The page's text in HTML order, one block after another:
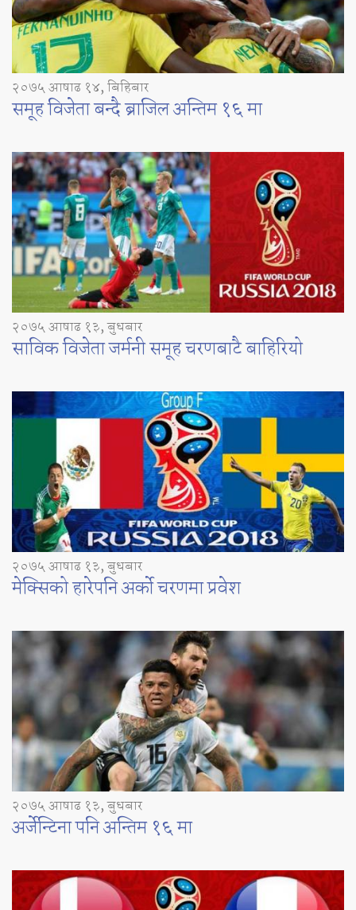
२०७५ आषाढ १४, बिहिबार
समूह विजेता बन्दै ब्राजिल अन्तिम १६ मा
२०७५ आषाढ १३, बुधबार
साविक विजेता जर्मनी समूह चरणबाटै बाहिरियो
२०७५ आषाढ १३, बुधबार
मेक्सिको हारेपनि अर्को चरणमा प्रवेश
२०७५ आषाढ १३, बुधबार
अर्जेन्टिना पनि अन्तिम १६ मा